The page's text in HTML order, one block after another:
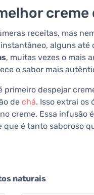
creme
receitas, mas
alguns
, muitas vezes o mais
o sabor mais
primeiro despejar
de chá. Isso extrai os
creme. Essa infusão
que é tanto saboroso
naturais